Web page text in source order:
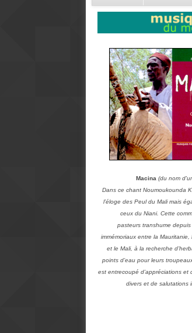
Macina (du nom
Dans ce chant Noumoukounda
l’éloge des Peul du Mali mais
ceux du Niani. Cette
pasteurs transhume
immémoriaux entre la Mauritanie,
et le Mali, à la recherche
points d’eau pour leurs
est entrecoupé d’appréciations et
divers et de salutations